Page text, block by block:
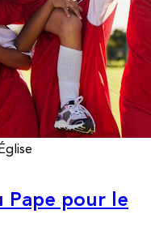
pour le